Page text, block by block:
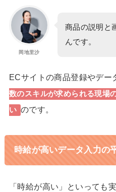
岡地里沙
商品の説明と
んです。
ECサイトの商品登録やデー
数のスキルが求められる現場
い のです。
時給が高いデータ入力の
「時給が高い」といっても